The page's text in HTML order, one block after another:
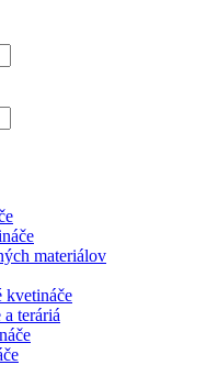
materiálov
kvetináče
teráriá